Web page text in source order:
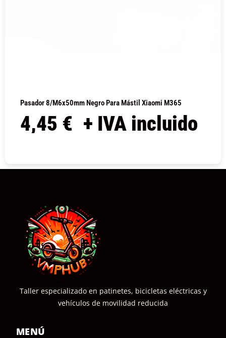
Pasador 8/M6x50mm Negro Para Mástil Xiaomi M365
4,45 € + IVA incluido
Taller especializado en patinetes, bicicletas eléctricas y
vehículos de movilidad reducida
MENÚ